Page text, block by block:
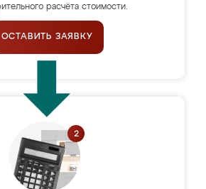
расчёта стоимости.
ОСТАВИТЬ ЗАЯВКУ